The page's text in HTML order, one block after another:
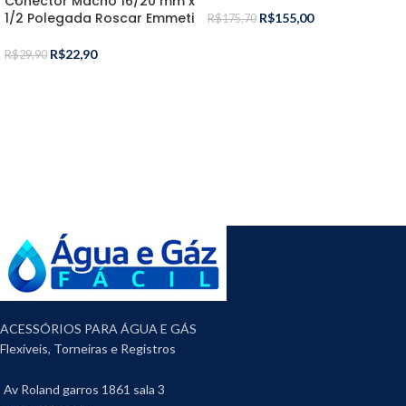
1/2 Polegada Roscar Emmeti
R$29,90 R$22,90
R$175,70 R$155,00
ACESSÓRIOS PARA ÁGUA E GÁS
Flexíveis, Torneiras e Registros
Av Roland garros 1861 sala 3